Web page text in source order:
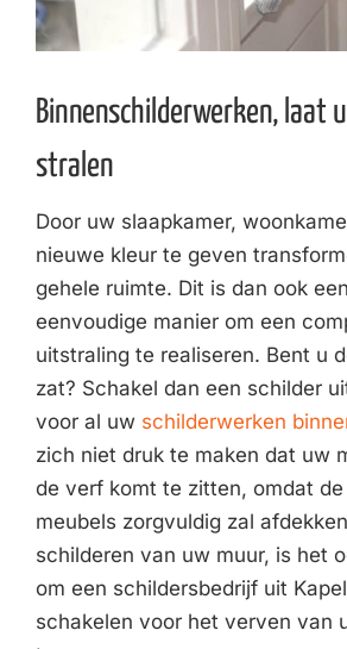
Binnenschilderwerken, laat
stralen
Door uw slaapkamer,
nieuwe kleur te geven
gehele ruimte. Dit is dan ook
eenvoudige manier om een
uitstraling te realiseren. Bent u
zat? Schakel dan een schilder
voor al uw schilderwerken
zich niet druk te maken dat uw
de verf komt te zitten, omdat
meubels zorgvuldig zal
schilderen van uw muur, is het
om een schildersbedrijf uit
schakelen voor het verven van